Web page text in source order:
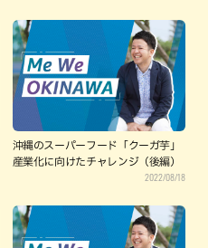
沖縄のスーパーフード「クーガ芋」
産業化に向けたチャレンジ（後編）
2022/08/18